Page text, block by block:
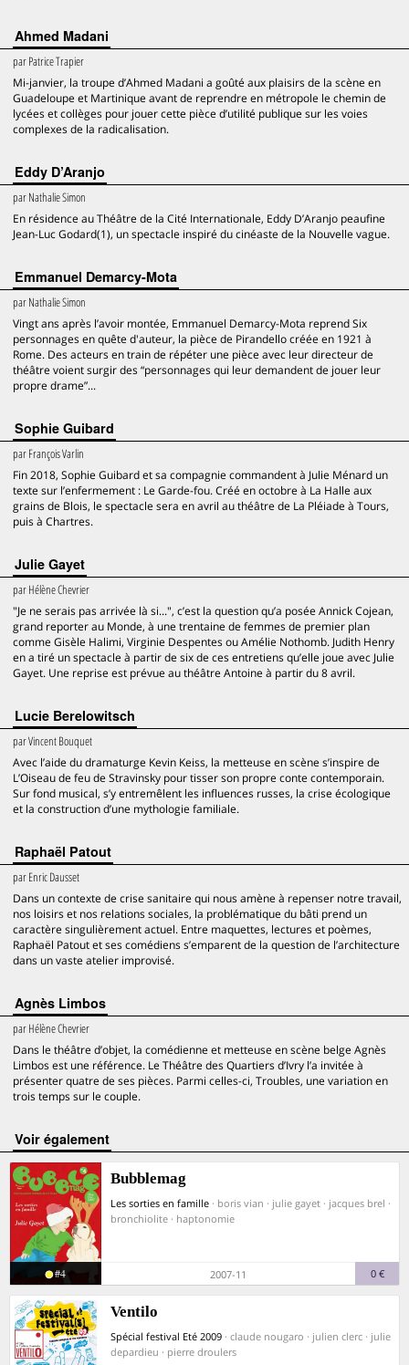
Ahmed Madani
parPatrice Trapier
Mi-janvier, la troupe d’Ahmed Madani a goûté aux plaisirs de la scène en
Guadeloupe et Martinique avant de reprendre en métropole le chemin de
lycées et collèges pour jouer cette pièce d’utilité publique sur les voies
complexes de la radicalisation.
Eddy D’Aranjo
parNathalie Simon
En résidence au Théâtre de la Cité Internationale, Eddy D’Aranjo peaufine
Jean-Luc Godard(1), un spectacle inspiré du cinéaste de la Nouvelle vague.
Emmanuel Demarcy-Mota
parNathalie Simon
Vingt ans après l’avoir montée, Emmanuel Demarcy-Mota reprend Six
personnages en quête d'auteur, la pièce de Pirandello créée en 1921 à
Rome. Des acteurs en train de répéter une pièce avec leur directeur de
théâtre voient surgir des “personnages qui leur demandent de jouer leur
propre drame”...
Sophie Guibard
parFrançois Varlin
Fin 2018, Sophie Guibard et sa compagnie commandent à Julie Ménard un
texte sur l’enfermement : Le Garde-fou. Créé en octobre à La Halle aux
grains de Blois, le spectacle sera en avril au théâtre de La Pléiade à Tours,
puis à Chartres.
Julie Gayet
parHélène Chevrier
"Je ne serais pas arrivée là si...", c’est la question qu’a posée Annick Cojean,
grand reporter au Monde, à une trentaine de femmes de premier plan
comme Gisèle Halimi, Virginie Despentes ou Amélie Nothomb. Judith Henry
en a tiré un spectacle à partir de six de ces entretiens qu’elle joue avec Julie
Gayet. Une reprise est prévue au théâtre Antoine à partir du 8 avril.
Lucie Berelowitsch
parVincent Bouquet
Avec l’aide du dramaturge Kevin Keiss, la metteuse en scène s’inspire de
L’Oiseau de feu de Stravinsky pour tisser son propre conte contemporain.
Sur fond musical, s’y entremêlent les influences russes, la crise écologique
et la construction d’une mythologie familiale.
Raphaël Patout
parEnric Dausset
Dans un contexte de crise sanitaire qui nous amène à repenser notre travail,
nos loisirs et nos relations sociales, la problématique du bâti prend un
caractère singulièrement actuel. Entre maquettes, lectures et poèmes,
Raphaël Patout et ses comédiens s’emparent de la question de l’architecture
dans un vaste atelier improvisé.
Agnès Limbos
parHélène Chevrier
Dans le théâtre d’objet, la comédienne et metteuse en scène belge Agnès
Limbos est une référence. Le Théâtre des Quartiers d’Ivry l’a invitée à
présenter quatre de ses pièces. Parmi celles-ci, Troubles, une variation en
trois temps sur le couple.
voir également
Bubblemag
Les sorties en famille · boris vian · julie gayet · jacques brel ·
bronchiolite · haptonomie
#4 2007-11 0 €
Ventilo
Spécial festival Eté 2009 · claude nougaro · julien clerc · julie
depardieu · pierre droulers